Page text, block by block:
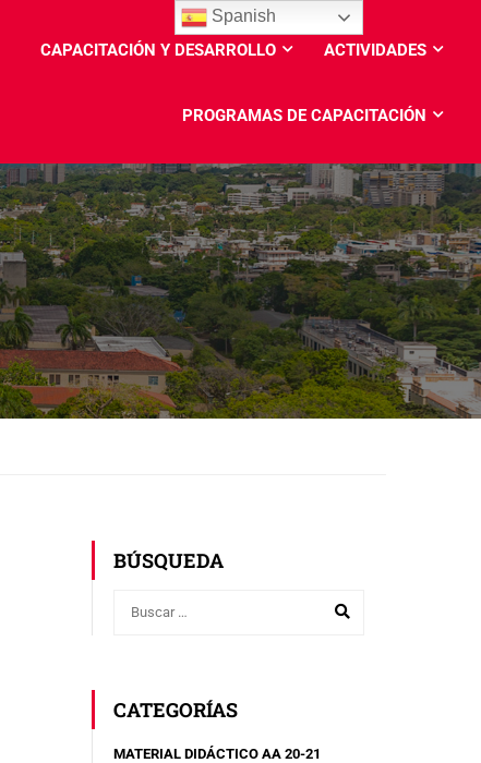
CAPACITACIÓN Y DESARROLLO ACTIVIDADES
PROGRAMAS DE CAPACITACIÓN
BÚSQUEDA
CATEGORÍAS
MATERIAL DIDÁCTICO AA 20-21
Spanish